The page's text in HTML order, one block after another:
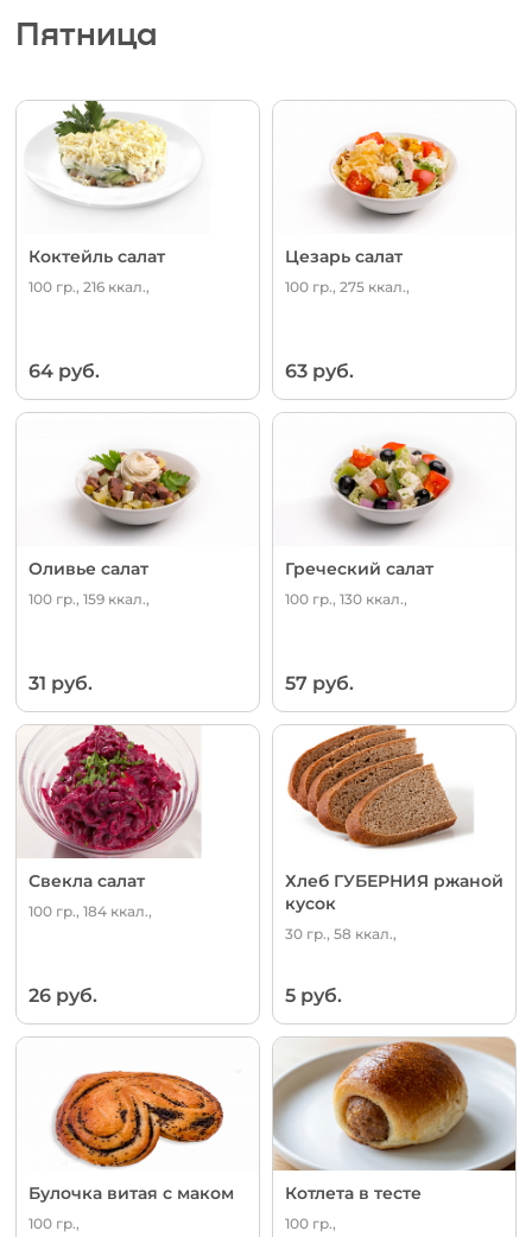
Пятница
Коктейль салат
100 гр., 216 ккал.,
64 руб.
Цезарь салат
100 гр., 275 ккал.,
63 руб.
Оливье салат
100 гр., 159 ккал.,
31 руб.
Греческий салат
100 гр., 130 ккал.,
57 руб.
Свекла салат
100 гр., 184 ккал.,
26 руб.
Хлеб ГУБЕРНИЯ ржаной
кусок
30 гр., 58 ккал.,
5 руб.
Булочка витая с маком
100 гр.,
Котлета в тесте
100 гр.,